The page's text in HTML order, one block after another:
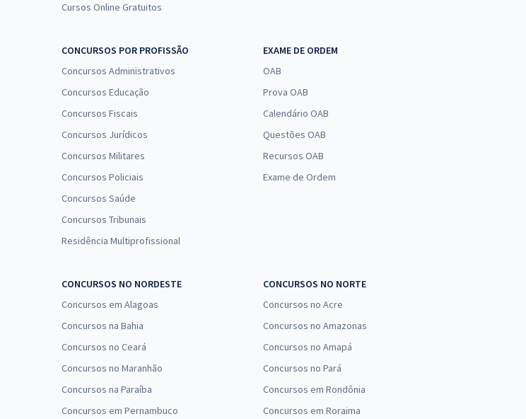
Cursos Online Gratuitos
CONCURSOS POR PROFISSÃO
Concursos Administrativos
Concursos Educação
Concursos Fiscais
Concursos Jurídicos
Concursos Militares
Concursos Policiais
Concursos Saúde
Concursos Tribunais
Residência Multiprofissional
EXAME DE ORDEM
OAB
Prova OAB
Calendário OAB
Questões OAB
Recursos OAB
Exame de Ordem
CONCURSOS NO NORDESTE
Concursos em Alagoas
Concursos na Bahia
Concursos no Ceará
Concursos no Maranhão
Concursos na Paraíba
Concursos em Pernambuco
CONCURSOS NO NORTE
Concursos no Acre
Concursos no Amazonas
Concursos no Amapá
Concursos no Pará
Concursos em Rondônia
Concursos em Roraima